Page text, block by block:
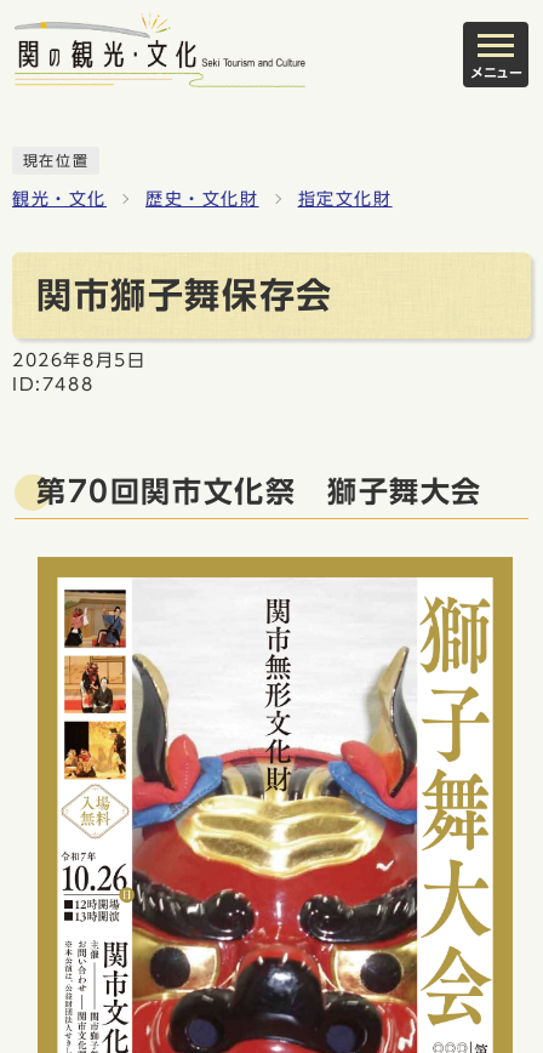
メニュー
現在位置
観光・文化 歴史・文化財 指定文化財
関市獅子舞保存会
2026年8月5日
ID:7488
第70回関市文化祭 獅子舞大会